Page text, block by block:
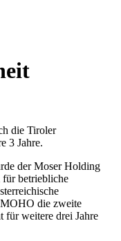
die Tiroler
3 Jahre.
der Moser Holding
für betriebliche
MOHO die zweite
für weitere drei Jahre